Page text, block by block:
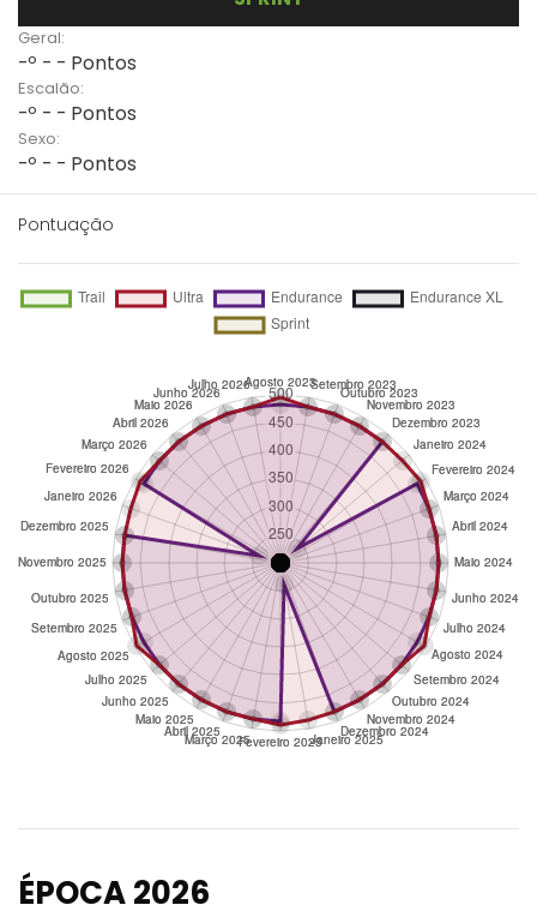
Geral:
-º - - Pontos
Escalão:
-º - - Pontos
Sexo:
-º - - Pontos
Pontuação
ÉPOCA 2026